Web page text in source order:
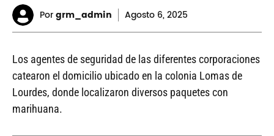
Porgrm_admin Agosto 6, 2025
Los agentes de seguridad de las diferentes corporaciones
catearon el domicilio ubicado en la colonia Lomas de
Lourdes, donde localizaron diversos paquetes con
marihuana.